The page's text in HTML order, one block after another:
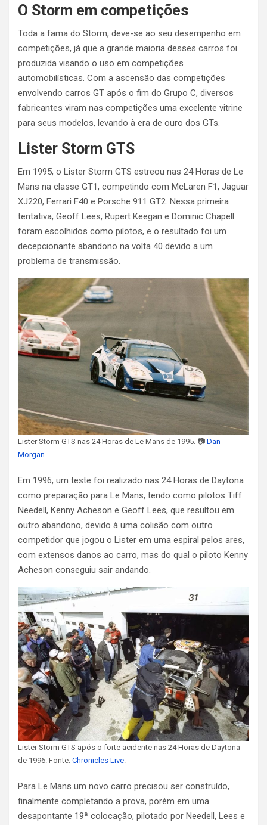
O Storm em competições
Toda a fama do Storm, deve-se ao seu desempenho em
competições, já que a grande maioria desses carros foi
produzida visando o uso em competições
automobilísticas. Com a ascensão das competições
envolvendo carros GT após o fim do Grupo C, diversos
fabricantes viram nas competições uma excelente vitrine
para seus modelos, levando à era de ouro dos GTs.
Lister Storm GTS
Em 1995, o Lister Storm GTS estreou nas 24 Horas de Le
Mans na classe GT1, competindo com McLaren F1, Jaguar
XJ220, Ferrari F40 e Porsche 911 GT2. Nessa primeira
tentativa, Geoff Lees, Rupert Keegan e Dominic Chapell
foram escolhidos como pilotos, e o resultado foi um
decepcionante abandono na volta 40 devido a um
problema de transmissão.
Lister Storm GTS nas 24 Horas de Le Mans de 1995. 📷 Dan
Morgan
Em 1996, um teste foi realizado nas 24 Horas de Daytona
como preparação para Le Mans, tendo como pilotos Tiff
Needell, Kenny Acheson e Geoff Lees, que resultou em
outro abandono, devido à uma colisão com outro
competidor que jogou o Lister em uma espiral pelos ares,
com extensos danos ao carro, mas do qual o piloto Kenny
Acheson conseguiu sair andando.
Lister Storm GTS após o forte acidente nas 24 Horas de Daytona
de 1996. Fonte: Chronicles Live
Para Le Mans um novo carro precisou ser construído,
finalmente completando a prova, porém em uma
desapontante 19ª colocação, pilotado por Needell, Lees e